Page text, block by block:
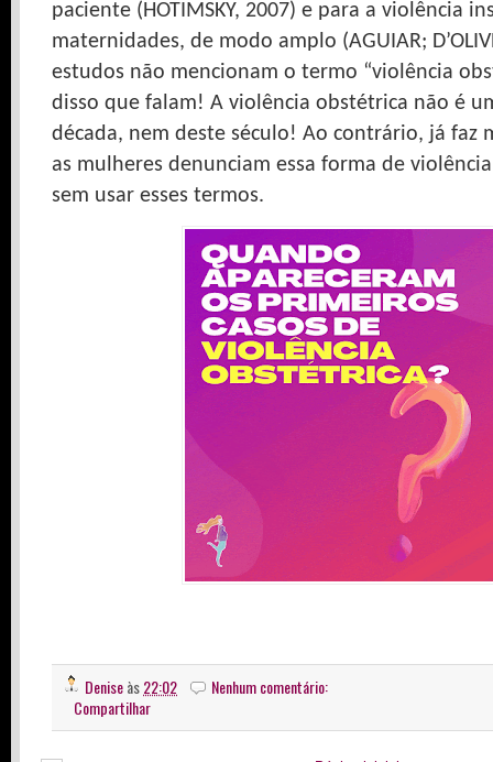
paciente (HOTIMSKY, 2007) e para a violência
maternidades, de modo amplo (AGUIAR;
estudos não mencionam o termo “violência
disso que falam! A violência obstétrica não é
década, nem deste século! Ao contrário, já faz
as mulheres denunciam essa forma de
sem usar esses termos.
Deniseàs22:02
Nenhum comentário:
Compartilhar